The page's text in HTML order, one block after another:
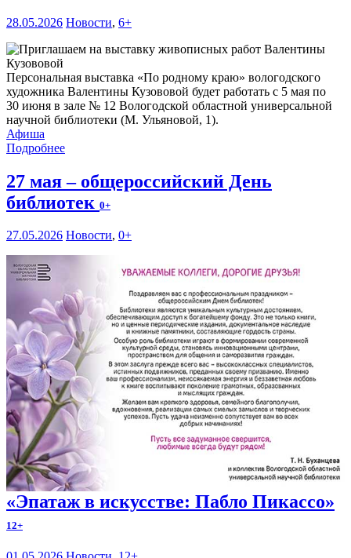
28.05.2026 Новости, 6+
Персональная выставка «По родному краю» вологодского
художника Валентины Кузововой будет работать с 5 мая по
30 июня в зале № 12 Вологодской областной универсальной
научной библиотеки (М. Ульяновой, 1).
Афиша
Подробнее
27 мая – общероссийский День
библиотек 0+
27.05.2026 Новости, 0+
«Эпатаж в искусстве: Пабло Пикассо»
12+